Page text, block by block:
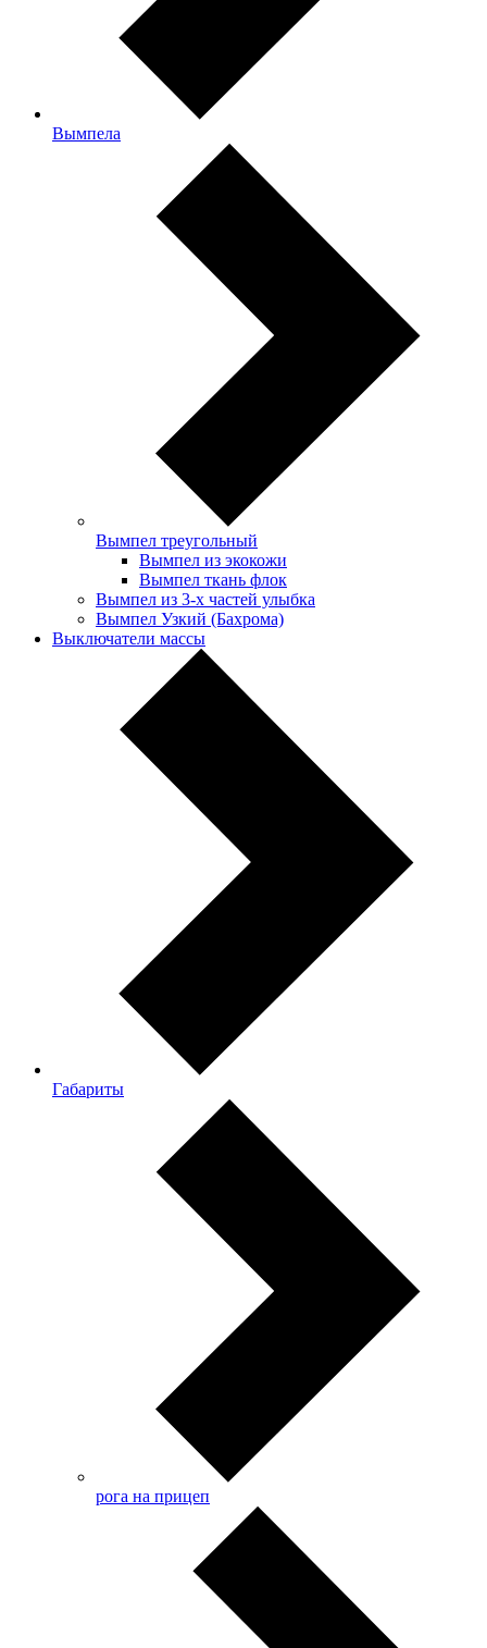
Вымпела
Вымпел треугольный
Вымпел из экокожи
Вымпел ткань флок
Вымпел из 3-х частей улыбка
Вымпел Узкий (Бахрома)
Выключатели массы
Габариты
рога на прицеп